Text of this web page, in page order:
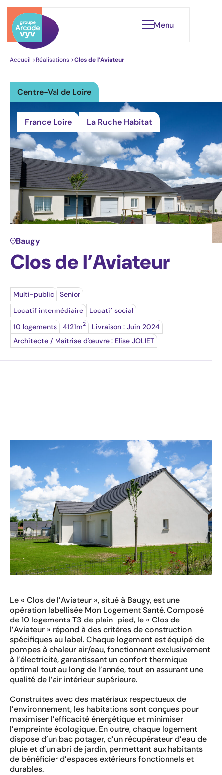
Qui sommes-nous ?
Notre gouvernance
Nos engagements
Leader du Logement Santé
Nos réalisations
Éclairages
Ressources
Travailler au sein du groupe
Nous rejoindre
Menu
Accueil >Réalisations >Clos de l’Aviateur
Centre-Val de Loire
France Loire La Ruche Habitat
Baugy
Clos de l’Aviateur
Multi-public
Senior
Locatif intermédiaire
Locatif social
10 logements
4121m2
Livraison : Juin 2024
Architecte / Maîtrise d'œuvre : Elise JOLIET
Le « Clos de l’Aviateur », situé à Baugy, est une
opération labellisée Mon Logement Santé. Composé
de 10 logements T3 de plain-pied, le « Clos de
l’Aviateur » répond à des critères de construction
spécifiques au label. Chaque logement est équipé de
pompes à chaleur air/eau, fonctionnant exclusivement
à l’électricité, garantissant un confort thermique
optimal tout au long de l’année, tout en assurant une
qualité de l’air intérieur supérieure.
Construites avec des matériaux respectueux de
l’environnement, les habitations sont conçues pour
maximiser l’efficacité énergétique et minimiser
l’empreinte écologique. En outre, chaque logement
dispose d’un bac potager, d’un récupérateur d’eau de
pluie et d’un abri de jardin, permettant aux habitants
de bénéficier d’espaces extérieurs fonctionnels et
durables.